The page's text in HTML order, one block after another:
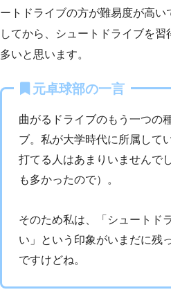
ートドライブの方が難易度が高
してから、シュートドライブを
多いと思います。
元卓球部の一言
曲がるドライブのもう一つの
ブ。私が大学時代に所属して
打てる人はあまりいませんで
も多かったので）。
そのため私は、「シュートド
い」という印象がいまだに残
ですけどね。